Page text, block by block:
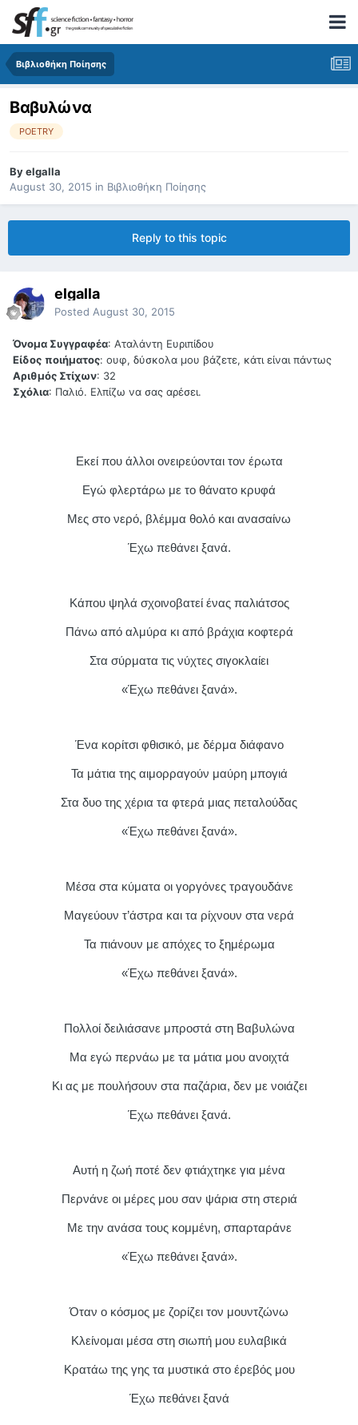
Βιβλιοθήκη Ποίησης
Βαβυλώνα
POETRY
Byelgalla
August 30, 2015 in Βιβλιοθήκη Ποίησης
Reply to this topic
elgalla
Posted August 30, 2015
Όνομα Συγγραφέα: Αταλάντη Ευριπίδου
Είδος ποιήματος: ουφ, δύσκολα μου βάζετε, κάτι είναι πάντως
Αριθμός Στίχων: 32
Σχόλια: Παλιό. Ελπίζω να σας αρέσει.
Εκεί που άλλοι ονειρεύονται τον έρωτα
Εγώ φλερτάρω με το θάνατο κρυφά
Μες στο νερό, βλέμμα θολό και ανασαίνω
Έχω πεθάνει ξανά.
Κάπου ψηλά σχοινοβατεί ένας παλιάτσος
Πάνω από αλμύρα κι από βράχια κοφτερά
Στα σύρματα τις νύχτες σιγοκλαίει
«Έχω πεθάνει ξανά».
Ένα κορίτσι φθισικό, με δέρμα διάφανο
Τα μάτια της αιμορραγούν μαύρη μπογιά
Στα δυο της χέρια τα φτερά μιας πεταλούδας
«Έχω πεθάνει ξανά».
Μέσα στα κύματα οι γοργόνες τραγουδάνε
Μαγεύουν τ’άστρα και τα ρίχνουν στα νερά
Τα πιάνουν με απόχες το ξημέρωμα
«Έχω πεθάνει ξανά».
Πολλοί δειλιάσανε μπροστά στη Βαβυλώνα
Μα εγώ περνάω με τα μάτια μου ανοιχτά
Κι ας με πουλήσουν στα παζάρια, δεν με νοιάζει
Έχω πεθάνει ξανά.
Αυτή η ζωή ποτέ δεν φτιάχτηκε για μένα
Περνάνε οι μέρες μου σαν ψάρια στη στεριά
Με την ανάσα τους κομμένη, σπαρταράνε
«Έχω πεθάνει ξανά».
Όταν ο κόσμος με ζορίζει τον μουντζώνω
Κλείνομαι μέσα στη σιωπή μου ευλαβικά
Κρατάω της γης τα μυστικά στο έρεβός μου
Έχω πεθάνει ξανά